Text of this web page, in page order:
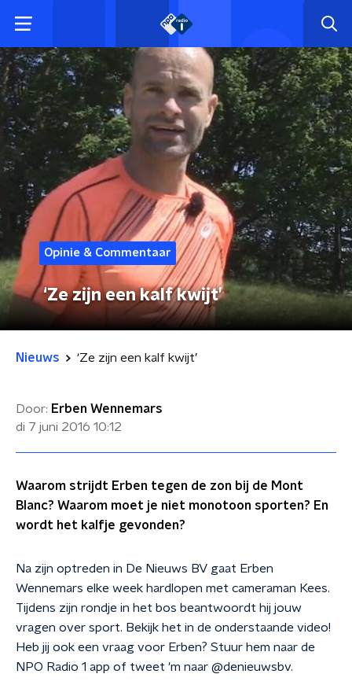
Opinie & Commentaar
‘Ze zijn een kalf kwijt’
Nieuws ‘Ze zijn een kalf kwijt’
Door: Erben Wennemars
di 7 juni 2016 10:12
Waarom strijdt Erben tegen de zon bij de Mont
Blanc? Waarom moet je niet monotoon sporten? En
wordt het kalfje gevonden?
Na zijn optreden in De Nieuws BV gaat Erben
Wennemars elke week hardlopen met cameraman Kees.
Tijdens zijn rondje in het bos beantwoordt hij jouw
vragen over sport. Bekijk het in de onderstaande video!
Heb jij ook een vraag voor Erben? Stuur hem naar de
NPO Radio 1 app of tweet 'm naar @denieuwsbv.